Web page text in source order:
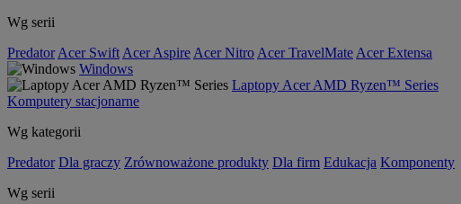
Wg serii
Predator Acer Swift Acer Aspire Acer Nitro Acer TravelMate Acer Extensa
Windows
Laptopy Acer AMD Ryzen™ Series
Komputery stacjonarne
Wg kategorii
Predator Dla graczy Zrównoważone produkty Dla firm Edukacja Komponenty
Wg serii